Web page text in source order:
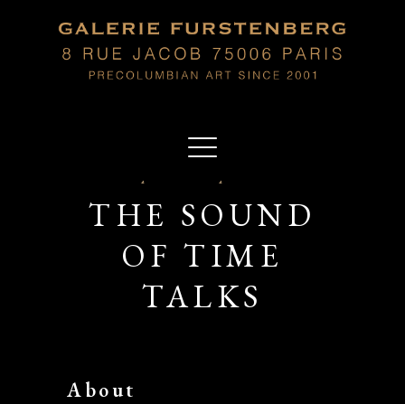
THE SOUND
OF TIME
TALKS
About